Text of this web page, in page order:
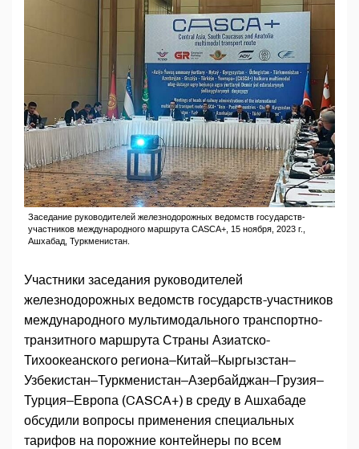
Заседание руководителей железнодорожных ведомств государств-
участников международного маршрута CASCA+, 15 ноября, 2023 г.,
Ашхабад, Туркменистан.
Участники заседания руководителей
железнодорожных ведомств государств-участников
международного мультимодального транспортно-
транзитного маршрута Страны Азиатско-
Тихоокеанского региона–Китай–Кыргызстан–
Узбекистан–Туркменистан–Азербайджан–Грузия–
Турция–Европа (CASCA+) в среду в Ашхабаде
обсудили вопросы применения специальных
тарифов на порожние контейнеры по всем